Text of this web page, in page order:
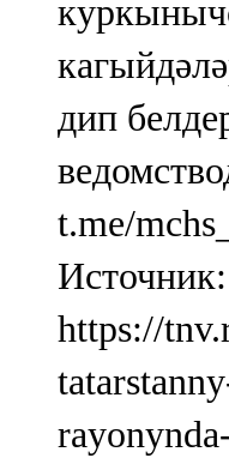
дип
t.me/
Источник:
https://